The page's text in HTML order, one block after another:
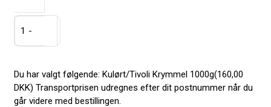
Kulørt/Tivoli
Krymmel
antal
Du har valgt følgende: Kulørt/Tivoli Krymmel 1000g(160,00
DKK) Transportprisen udregnes efter dit postnummer når du
går videre med bestillingen.